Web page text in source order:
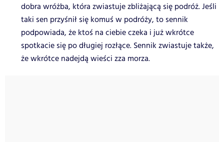
dobra wróżba, która zwiastuje zbliżającą się podróż. Jeśli
taki sen przyśnił się komuś w podróży, to sennik
podpowiada, że ktoś na ciebie czeka i już wkrótce
spotkacie się po długiej rozłące. Sennik zwiastuje także,
że wkrótce nadejdą wieści zza morza.